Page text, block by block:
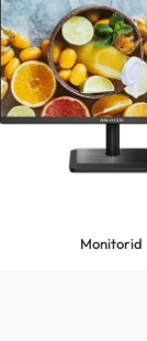
Monitorid